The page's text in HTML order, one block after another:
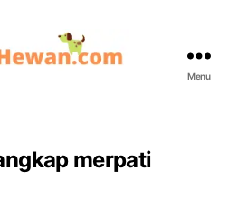
Menu
merpati